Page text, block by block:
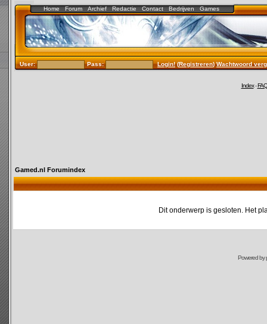
Home Forum Archief Redactie Contact Bedrijven Games
User: Pass: Login!(Registreren)Wachtwoord
Index-FAQ
Gamed.nl Forumindex
Dit onderwerp is gesloten. Het
Powered by